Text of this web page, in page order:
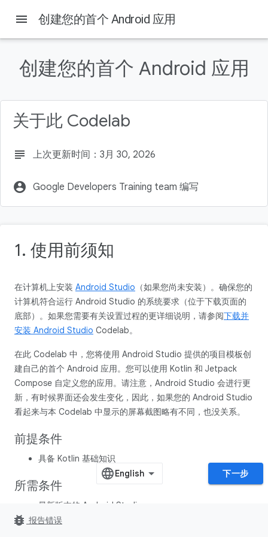
本页内容
前提条件
所需条件
学习内容
menu 创建您的首个 Android 应用
创建您的首个 Android 应用
关于此 Codelab
subject 上次更新时间：3月 30, 2026
account_circle Google Developers Training team 编写
1. 使用前须知
在计算机上安装 Android Studio （如果您尚未安装）。确保您的
计算机符合运行 Android Studio 的系统要求（位于下载页面的
底部）。如果您需要有关设置过程的更详细说明，请参阅下载并
安装 Android Studio Codelab。
在此 Codelab 中，您将使用 Android Studio 提供的项目模板创
建自己的首个 Android 应用。您可以使用 Kotlin 和 Jetpack
Compose 自定义您的应用。请注意，Android Studio 会进行更
新，有时候界面还会发生变化，因此，如果您的 Android Studio
看起来与本 Codelab 中显示的屏幕截图略有不同，也没关系。
前提条件
具备 Kotlin 基础知识
所需条件
最新版本的 Android Studio
下一步
bug_report 报告错误